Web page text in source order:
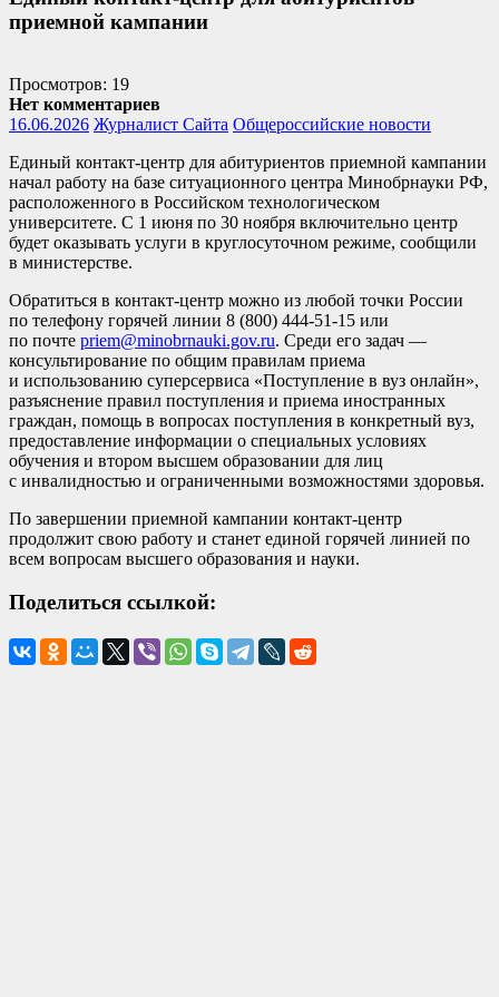
приемной кампании
Просмотров: 19
Нет комментариев
16.06.2026 Журналист Сайта Общероссийские новости
Единый контакт‑центр для абитуриентов приемной кампании
начал работу на базе ситуационного центра Минобрнауки РФ,
расположенного в Российском технологическом
университете. С 1 июня по 30 ноября включительно центр
будет оказывать услуги в круглосуточном режиме, сообщили
в министерстве.
Обратиться в контакт-центр можно из любой точки России
по телефону горячей линии 8 (800) 444-51-15 или
по почте priem@minobrnauki.gov.ru. Среди его задач —
консультирование по общим правилам приема
и использованию суперсервиса «Поступление в вуз онлайн»,
разъяснение правил поступления и приема иностранных
граждан, помощь в вопросах поступления в конкретный вуз,
предоставление информации о специальных условиях
обучения и втором высшем образовании для лиц
с инвалидностью и ограниченными возможностями здоровья.
По завершении приемной кампании контакт-центр
продолжит свою работу и станет единой горячей линией по
всем вопросам высшего образования и науки.
Поделиться ссылкой: